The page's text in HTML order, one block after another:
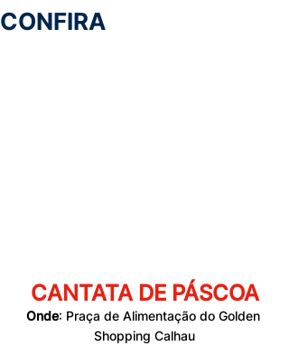
CONFIRA
CANTATA DE PÁSCOA
Onde: Praça de Alimentação do Golden
Shopping Calhau